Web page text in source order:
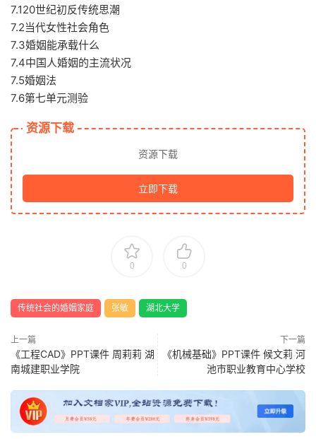
7.120世纪初反传统思潮
7.2当代女性社会角色
7.3婚姻能承载什么
7.4中国人婚姻的主流状况
7.5婚姻法
7.6第七单元测验
资源下载
资源下载
立即下载
0 0
传统社会的婚姻家庭 张敏 湖北大学
上一篇
《工程CAD》PPT课件 周莉莉 湖
南城建职业学院
下一篇
《机械基础》PPT课件 候文莉 河
池市职业教育中心学校